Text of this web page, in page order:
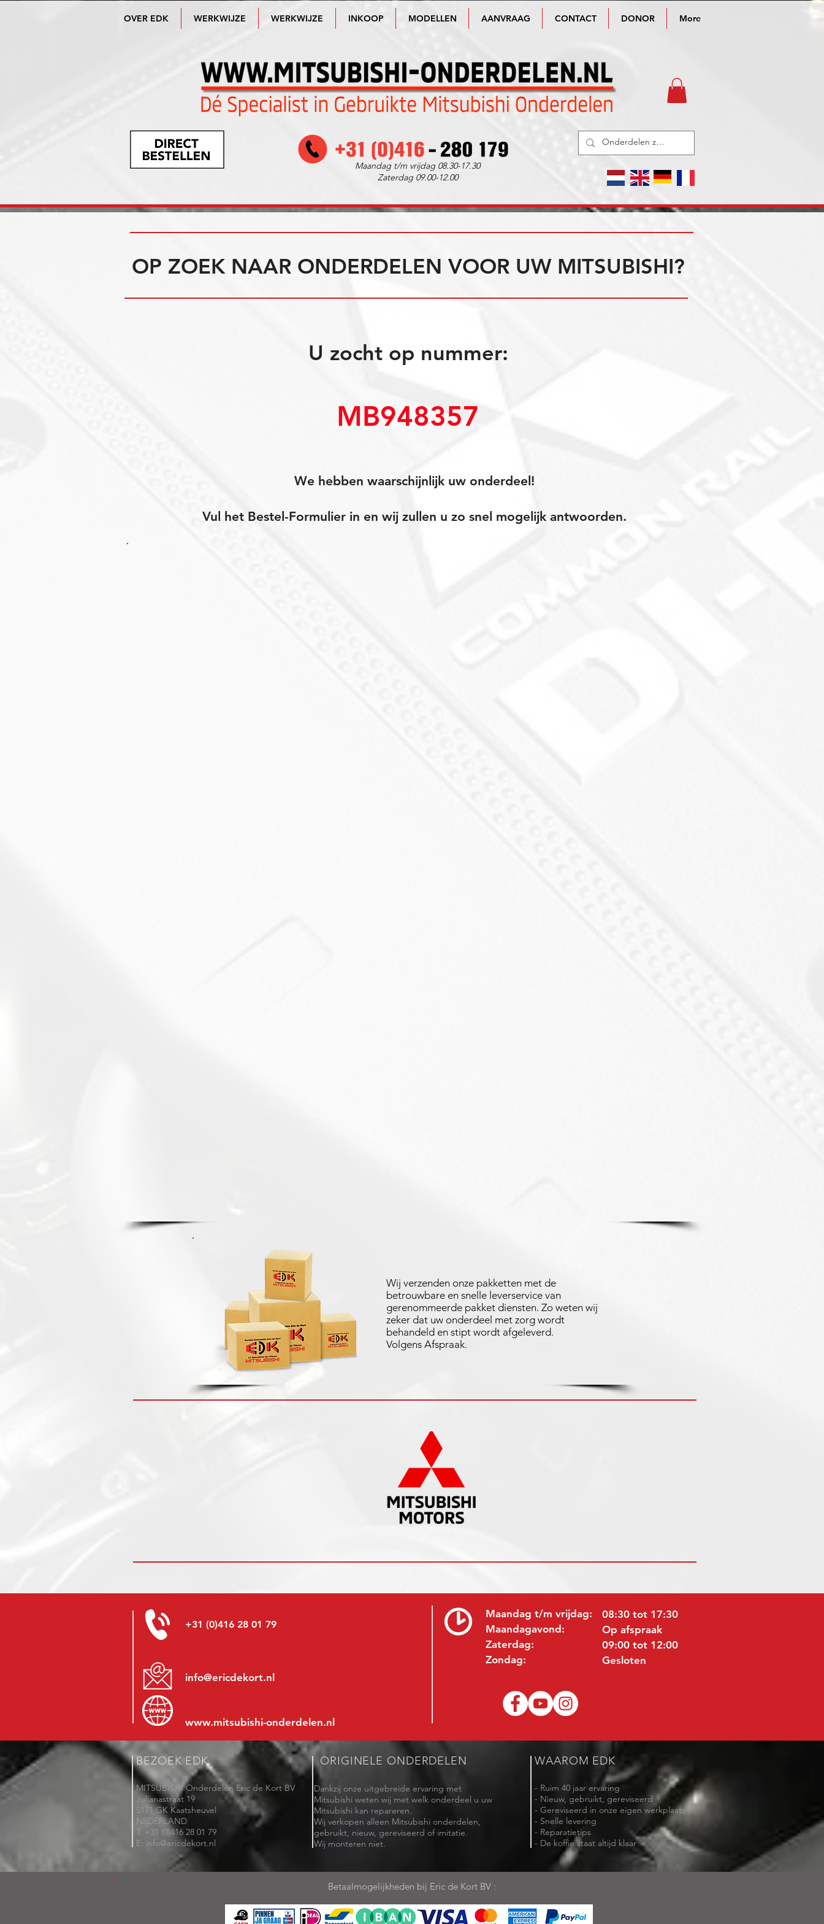
OVER EDK WERKWIJZE WERKWIJZE INKOOP MODELLEN AANVRAAG CONTACT DONOR More
Maandag t/m vrijdag 08.30-17.30
Zaterdag 09.00-12.00
OP ZOEK NAAR ONDERDELEN VOOR UW MITSUBISHI?
U zocht op nummer:
MB948357
We hebben waarschijnlijk uw onderdeel!
Vul het Bestel-Formulier in en wij zullen u zo snel mogelijk antwoorden.
Wij verzenden onze pakketten met de
betrouwbare en snelle leverservice van
gerenommeerde pakket diensten. Zo weten wij
zeker dat uw onderdeel met zorg wordt
behandeld en stipt wordt afgeleverd.
Volgens Afspraak.
+31 (0)416 28 01 79
info@ericdekort.nl
www.mitsubishi-onderdelen.nl
Maandag t/m vrijdag:
Maandagavond:
Zaterdag:
Zondag:
08:30 tot 17:30
Op afspraak
09:00 tot 12:00
Gesloten
BEZOEK EDK
MITSUBISHI Onderdelen Eric de Kort BV
Julianastraat 19
5171 GK Kaatsheuvel
NEDERLAND
T: +31 (0)416 28 01 79
E: info@ericdekort.nl
ORIGINELE ONDERDELEN
Dankzij onze uitgebreide ervaring met
Mitsubishi weten wij met welk onderdeel u uw
Mitsubishi kan repareren.
Wij verkopen alleen Mitsubishi onderdelen,
gebruikt, nieuw, gereviseerd of imitatie.
Wij monteren niet.
WAAROM EDK
- Ruim 40 jaar ervaring
- Nieuw, gebruikt, gereviseerd
- Gereviseerd in onze eigen werkplaats
- Snelle levering
- Reparatietips
- De koffie staat altijd klaar
Betaalmogelijkheden bij Eric de Kort BV :